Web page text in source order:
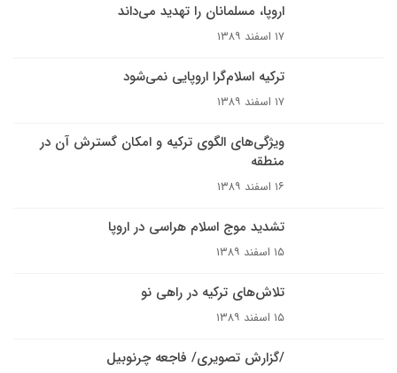
اروپا، مسلمانان را تهدید می‌داند
۱۷ اسفند ۱۳۸۹
ترکيه اسلام‌گرا اروپايى نمى‌شود
۱۷ اسفند ۱۳۸۹
ویژگی‌های الگوی ترکیه و امکان گسترش آن در
منطقه
۱۶ اسفند ۱۳۸۹
تشدید موج اسلام هراسی در اروپا
۱۵ اسفند ۱۳۸۹
تلاش‌های ترکیه در راهی نو
۱۵ اسفند ۱۳۸۹
/گزارش تصويرى/ فاجعه چرنوبيل